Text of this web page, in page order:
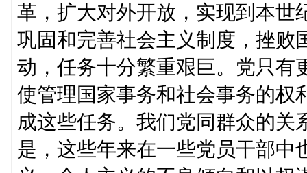
革，扩大对外开放，实现到本世
巩固和完善社会主义制度，挫败
动，任务十分繁重艰巨。党只有
使管理国家事务和社会事务的权
成这些任务。我们党同群众的关
是，这些年来在一些党员干部中